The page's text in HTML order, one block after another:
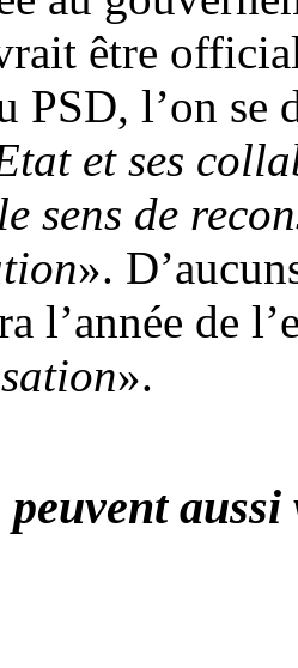
être
PSD, l’on se
et ses
sens de
».
l’année de
».